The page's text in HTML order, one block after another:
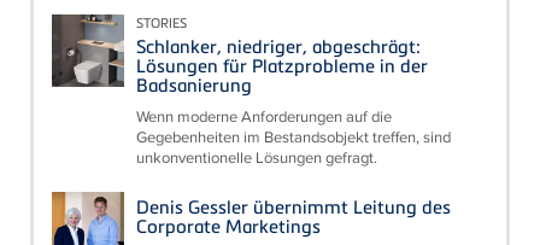
STORIES
Schlanker, niedriger, abgeschrägt:
Lösungen für Platzprobleme in der
Badsanierung
Wenn moderne Anforderungen auf die
Gegebenheiten im Bestandsobjekt treffen, sind
unkonventionelle Lösungen gefragt.
Denis Gessler übernimmt Leitung des
Corporate Marketings